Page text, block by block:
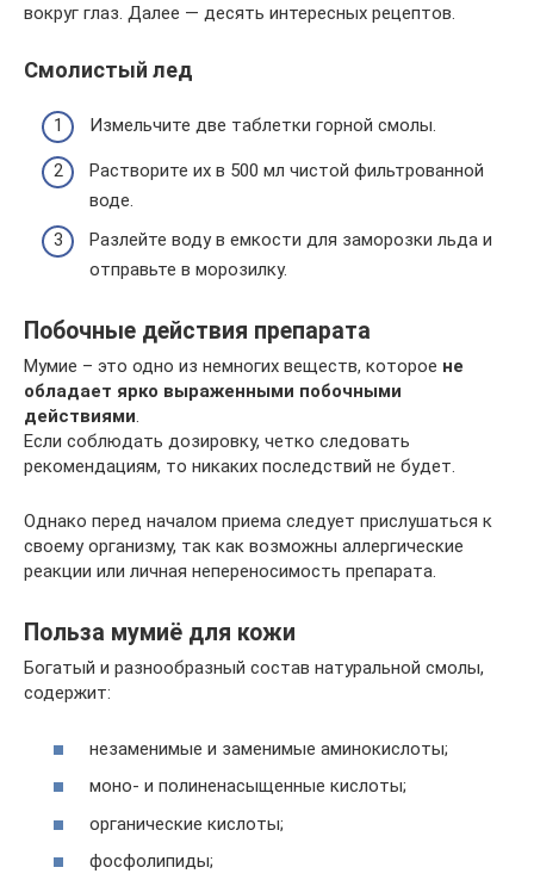
вокруг глаз. Далее — десять интересных рецептов.
Смолистый лед
Измельчите две таблетки горной смолы.
Растворите их в 500 мл чистой фильтрованной
воде.
Разлейте воду в емкости для заморозки льда и
отправьте в морозилку.
Побочные действия препарата
Мумие – это одно из немногих веществ, которое не
обладает ярко выраженными побочными
действиями.
Если соблюдать дозировку, четко следовать
рекомендациям, то никаких последствий не будет.
Однако перед началом приема следует прислушаться к
своему организму, так как возможны аллергические
реакции или личная непереносимость препарата.
Польза мумиё для кожи
Богатый и разнообразный состав натуральной смолы,
содержит:
незаменимые и заменимые аминокислоты;
моно- и полиненасыщенные кислоты;
органические кислоты;
фосфолипиды;